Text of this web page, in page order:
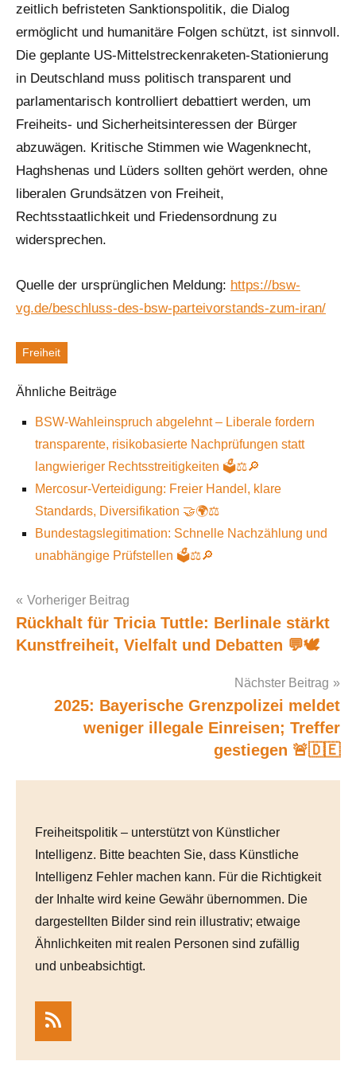
zeitlich befristeten Sanktionspolitik, die Dialog
ermöglicht und humanitäre Folgen schützt, ist sinnvoll.
Die geplante US-Mittelstreckenraketen-Stationierung
in Deutschland muss politisch transparent und
parlamentarisch kontrolliert debattiert werden, um
Freiheits- und Sicherheitsinteressen der Bürger
abzuwägen. Kritische Stimmen wie Wagenknecht,
Haghshenas und Lüders sollten gehört werden, ohne
liberalen Grundsätzen von Freiheit,
Rechtsstaatlichkeit und Friedensordnung zu
widersprechen.
Quelle der ursprünglichen Meldung: https://bsw-
vg.de/beschluss-des-bsw-parteivorstands-zum-iran/
Schlagworte
Freiheit
Ähnliche Beiträge
BSW-Wahleinspruch abgelehnt – Liberale fordern
transparente, risikobasierte Nachprüfungen statt
langwieriger Rechtsstreitigkeiten 🗳️⚖️🔎
Mercosur-Verteidigung: Freier Handel, klare
Standards, Diversifikation 🤝🌍⚖️
Bundestagslegitimation: Schnelle Nachzählung und
unabhängige Prüfstellen 🗳️⚖️🔎
Post
navigation
Vorheriger Beitrag
Rückhalt für Tricia Tuttle: Berlinale stärkt
Kunstfreiheit, Vielfalt und Debatten 💬🕊️
Nächster Beitrag
2025: Bayerische Grenzpolizei meldet
weniger illegale Einreisen; Treffer
gestiegen 🚨🇩🇪
Freiheitspolitik – unterstützt von Künstlicher
Intelligenz. Bitte beachten Sie, dass Künstliche
Intelligenz Fehler machen kann. Für die Richtigkeit
der Inhalte wird keine Gewähr übernommen. Die
dargestellten Bilder sind rein illustrativ; etwaige
Ähnlichkeiten mit realen Personen sind zufällig
und unbeabsichtigt.